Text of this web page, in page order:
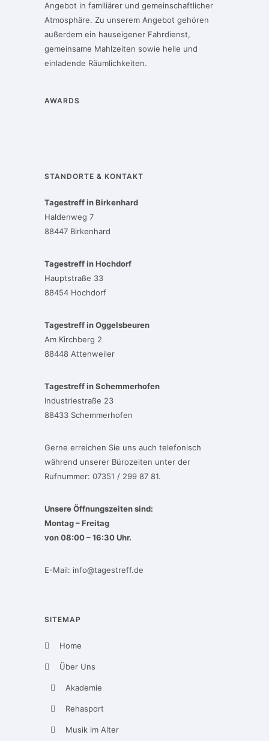
Angebot in familiärer und gemeinschaftlicher
Atmosphäre. Zu unserem Angebot gehören
außerdem ein hauseigener Fahrdienst,
gemeinsame Mahlzeiten sowie helle und
einladende Räumlichkeiten.
AWARDS
STANDORTE & KONTAKT
Tagestreff in Birkenhard
Haldenweg 7
88447 Birkenhard
Tagestreff in Hochdorf
Hauptstraße 33
88454 Hochdorf
Tagestreff in Oggelsbeuren
Am Kirchberg 2
88448 Attenweiler
Tagestreff in Schemmerhofen
Industriestraße 23
88433 Schemmerhofen
Gerne erreichen Sie uns auch telefonisch
während unserer Bürozeiten unter der
Rufnummer: 07351 / 299 87 81.
Unsere Öffnungszeiten sind:
Montag – Freitag
von 08:00 – 16:30 Uhr.
E-Mail: info@tagestreff.de
SITEMAP
Home
Über Uns
Akademie
Rehasport
Musik im Alter